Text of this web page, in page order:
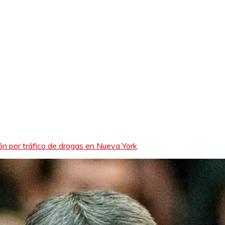
por tráfico de drogas en Nueva York